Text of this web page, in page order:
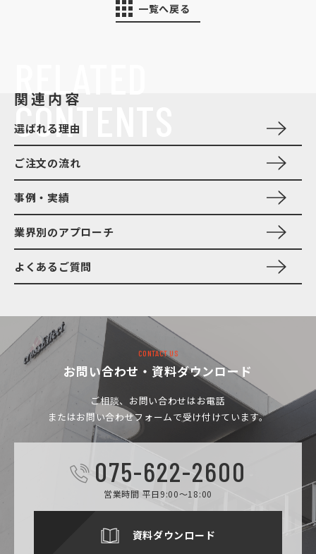
一覧へ戻る
CONTENTS
関連内容
選ばれる理由
ご注文の流れ
事例・実績
業界別のアプローチ
よくあるご質問
CONTACT US
お問い合わせ・資料ダウンロード
ご相談、お問い合わせはお電話
またはお問い合わせフォームで受け付けています。
075-622-2600
営業時間 平日9:00～18:00
資料ダウンロード